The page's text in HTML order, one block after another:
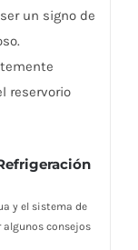
un signo de
reservorio
y el sistema de
algunos consejos